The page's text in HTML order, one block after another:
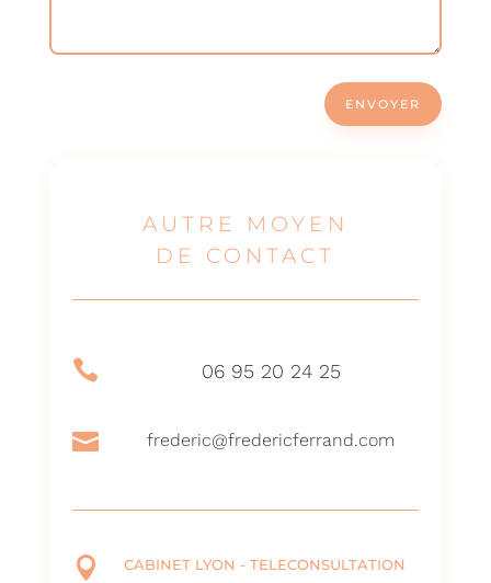
ENVOYER
AUTRE MOYEN
DE CONTACT
 06 95 20 24 25
 frederic@fredericferrand.com
 CABINET LYON - TELECONSULTATION